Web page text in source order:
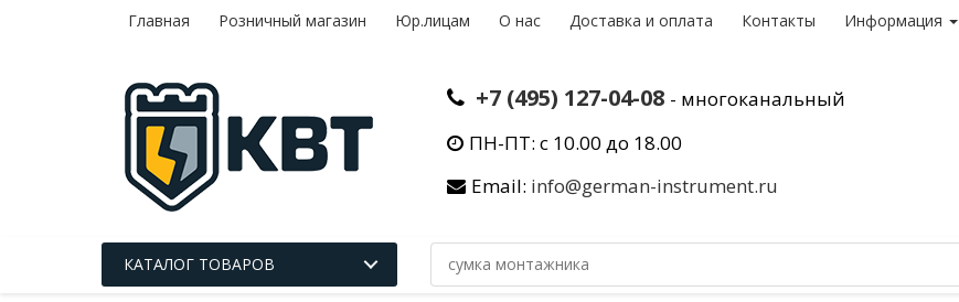
Главная Розничный магазин Юр.лицам О нас Доставка и оплата Контакты Информация
+7 (495) 127-04-08 - многоканальный
ПН-ПТ: с 10.00 до 18.00
Email: info@german-instrument.ru
КАТАЛОГ ТОВАРОВ